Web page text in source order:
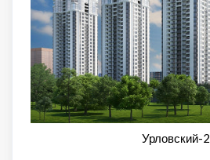
Урловский-2